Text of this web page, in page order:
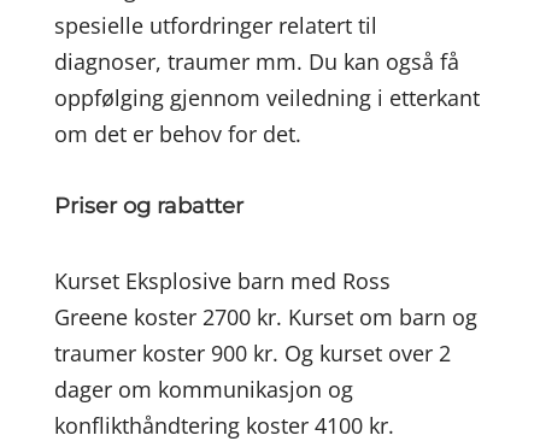
spesielle utfordringer relatert til
diagnoser, traumer mm. Du kan også få
oppfølging gjennom veiledning i etterkant
om det er behov for det.
Priser og rabatter
Kurset Eksplosive barn med Ross
Greene koster 2700 kr. Kurset om barn og
traumer koster 900 kr. Og kurset over 2
dager om kommunikasjon og
konflikthåndtering koster 4100 kr.